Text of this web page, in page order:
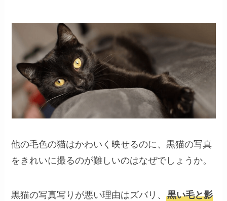
他の毛色の猫はかわいく映せるのに、黒猫の写真
をきれいに撮るのが難しいのはなぜでしょうか。
黒猫の写真写りが悪い理由はズバリ、黒い毛と影